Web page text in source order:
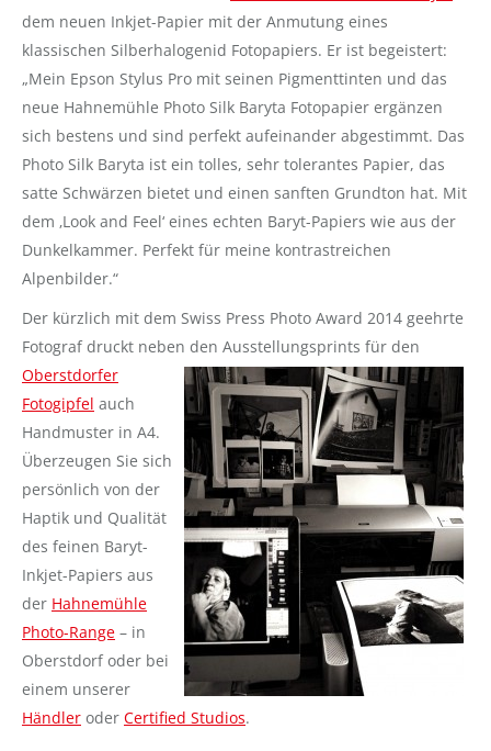
dem neuen Inkjet-Papier mit der Anmutung eines
klassischen Silberhalogenid Fotopapiers. Er ist begeistert:
„Mein Epson Stylus Pro mit seinen Pigmenttinten und das
neue Hahnemühle Photo Silk Baryta Fotopapier ergänzen
sich bestens und sind perfekt aufeinander abgestimmt. Das
Photo Silk Baryta ist ein tolles, sehr tolerantes Papier, das
satte Schwärzen bietet und einen sanften Grundton hat. Mit
dem ‚Look and Feel‘ eines echten Baryt-Papiers wie aus der
Dunkelkammer. Perfekt für meine kontrastreichen
Alpenbilder.“
Der kürzlich mit dem Swiss Press Photo Award 2014 geehrte
Fotograf druckt neben den Ausstellungsprints für den
Oberstdorfer
Fotogipfel auch
Handmuster in A4.
Überzeugen Sie sich
persönlich von der
Haptik und Qualität
des feinen Baryt-
Inkjet-Papiers aus
der Hahnemühle
Photo-Range – in
Oberstdorf oder bei
einem unserer
Händler oder Certified Studios.